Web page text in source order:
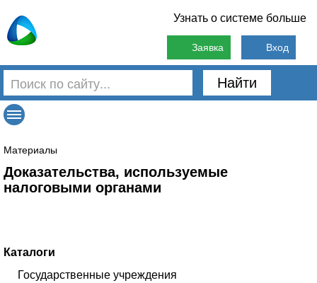
Узнать о системе больше
Заявка Вход
Найти
Материалы
Доказательства, используемые
налоговыми органами
Каталоги
Государственные учреждения